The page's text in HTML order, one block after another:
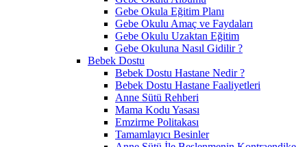
Gebe Okula Eğitim Planı
Gebe Okulu Amaç ve Faydaları
Gebe Okulu Uzaktan Eğitim
Gebe Okuluna Nasıl Gidilir ?
Bebek Dostu
Bebek Dostu Hastane Nedir ?
Bebek Dostu Hastane Faaliyetleri
Anne Sütü Rehberi
Mama Kodu Yasası
Emzirme Politakası
Tamamlayıcı Besinler